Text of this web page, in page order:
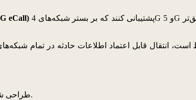
eCall)
راهکار تماس اضطراری هیبریدی ال‌جی برای ارتباط اضطراری پایدار در شبکه‌های 2G، 3G، 4G و 5G طراحی شده است.